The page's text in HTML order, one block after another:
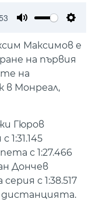
Максимов е
на първия
на
Монреал,
Гюров
с 1:27.466
Дончев
с 1:38.517
дистанцията.